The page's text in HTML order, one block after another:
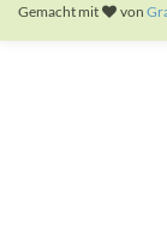
Gemacht mit
von